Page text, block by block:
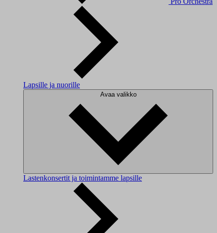
Lapsille ja nuorille
Avaa valikko
Lastenkonsertit ja toimintamme lapsille